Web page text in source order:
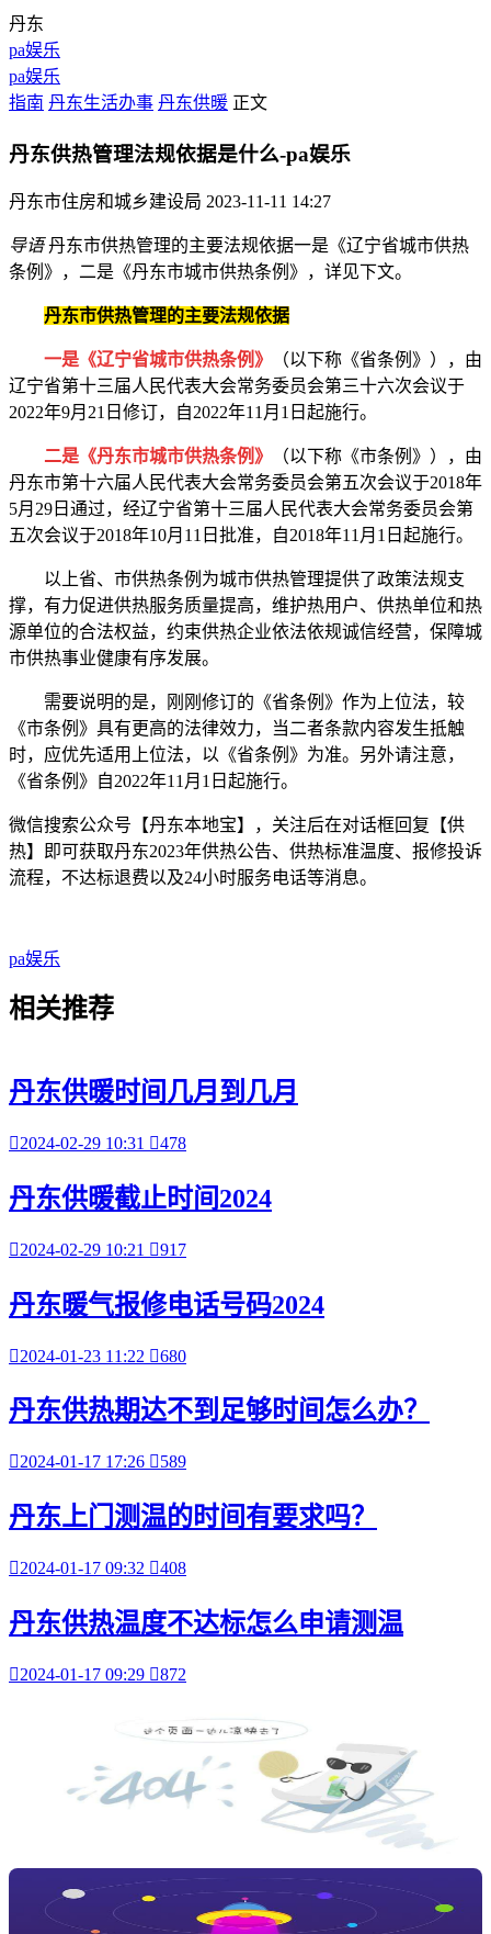
丹东
pa娱乐
pa娱乐
指南 丹东生活办事 丹东供暖 正文
丹东供热管理法规依据是什么-pa娱乐
丹东市住房和城乡建设局 2023-11-11 14:27
导语丹东市供热管理的主要法规依据一是《辽宁省城市供热
条例》，二是《丹东市城市供热条例》，详见下文。
丹东市供热管理的主要法规依据
一是《辽宁省城市供热条例》
（以下称《省条例》），由
辽宁省第十三届人民代表大会常务委员会第三十六次会议于
2022年9月21日修订，自2022年11月1日起施行。
二是《丹东市城市供热条例》
（以下称《市条例》），由
丹东市第十六届人民代表大会常务委员会第五次会议于2018年
5月29日通过，经辽宁省第十三届人民代表大会常务委员会第
五次会议于2018年10月11日批准，自2018年11月1日起施行。
以上省、市供热条例为城市供热管理提供了政策法规支
撑，有力促进供热服务质量提高，维护热用户、供热单位和热
源单位的合法权益，约束供热企业依法依规诚信经营，保障城
市供热事业健康有序发展。
需要说明的是，刚刚修订的《省条例》作为上位法，较
《市条例》具有更高的法律效力，当二者条款内容发生抵触
时，应优先适用上位法，以《省条例》为准。另外请注意，
《省条例》自2022年11月1日起施行。
微信搜索公众号【丹东本地宝】，关注后在对话框回复【供
热】即可获取丹东2023年供热公告、供热标准温度、报修投诉
流程，不达标退费以及24小时服务电话等消息。
pa娱乐
相关推荐
丹东供暖时间几月到几月
2024-02-29 10:31 478
丹东供暖截止时间2024
2024-02-29 10:21 917
丹东暖气报修电话号码2024
2024-01-23 11:22 680
丹东供热期达不到足够时间怎么办？
2024-01-17 17:26 589
丹东上门测温的时间有要求吗？
2024-01-17 09:32 408
丹东供热温度不达标怎么申请测温
2024-01-17 09:29 872